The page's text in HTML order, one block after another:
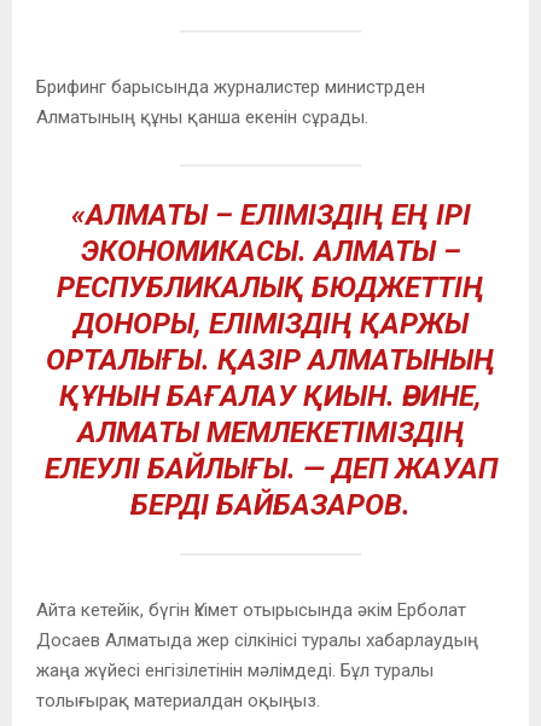
Брифинг барысында журналистер министрден
Алматының құны қанша екенін сұрады.
«АЛМАТЫ – ЕЛІМІЗДІҢ ЕҢ ІРІ
ЭКОНОМИКАСЫ. АЛМАТЫ –
РЕСПУБЛИКАЛЫҚ БЮДЖЕТТІҢ
ДОНОРЫ, ЕЛІМІЗДІҢ ҚАРЖЫ
ОРТАЛЫҒЫ. ҚАЗІР АЛМАТЫНЫҢ
ҚҰНЫН БАҒАЛАУ ҚИЫН. ӘРИНЕ,
АЛМАТЫ МЕМЛЕКЕТІМІЗДІҢ
ЕЛЕУЛІ БАЙЛЫҒЫ. — ДЕП ЖАУАП
БЕРДІ БАЙБАЗАРОВ.
Айта кетейік, бүгін Үкімет отырысында әкім Ерболат
Досаев Алматыда жер сілкінісі туралы хабарлаудың
жаңа жүйесі енгізілетінін мәлімдеді. Бұл туралы
толығырақ материалдан оқыңыз.